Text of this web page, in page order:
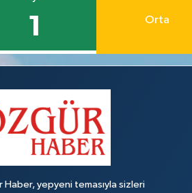
1 Orta
Haber, yepyeni temasıyla sizleri